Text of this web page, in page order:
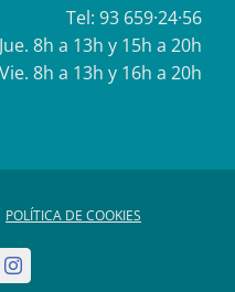
Tel: 93 659·24·56
8h a 13h y 15h a 20h
Vie. 8h a 13h y 16h a 20h
POLÍTICA DE COOKIES
Instagram